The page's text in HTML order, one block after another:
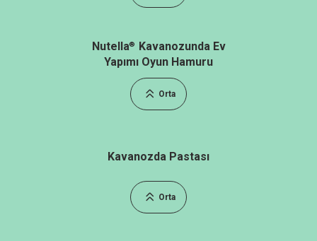
Nutella®
Kavanozunda Ev
Yapımı Oyun Hamuru
Orta
Kavanozda Pastası
Orta